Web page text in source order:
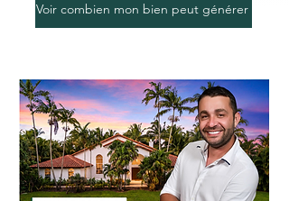
Voir combien mon bien peut générer